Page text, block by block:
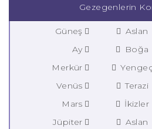
Gezegenlerin
Güneş Aslan
Ay
Boğa
Merkür
Venüs
Terazi
Mars
İkizler
Jüpiter
Aslan